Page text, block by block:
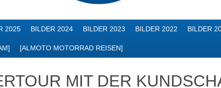
2025 BILDER 2024 BILDER 2023 BILDER 2022 BILDER
[ALMOTO MOTORRAD REISEN]
MIT DER